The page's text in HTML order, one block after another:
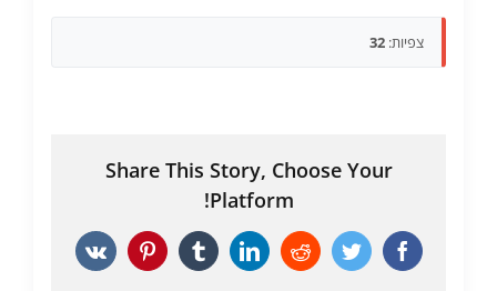
צפיות: 32
Share This Story, Choose Your
Platform!
Facebook
Twitter
Reddit
LinkedIn
Tumblr
Pinterest
Vk